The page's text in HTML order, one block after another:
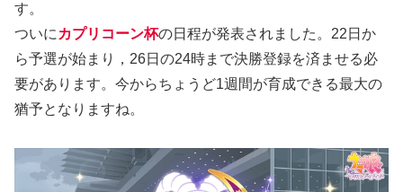
す。
ついに カプリコーン杯の日程が発表されました。22日か
ら予選が始まり，26日の24時まで決勝登録を済ませる必
要があります。今からちょうど1週間が育成できる最大の
猶予となりますね。